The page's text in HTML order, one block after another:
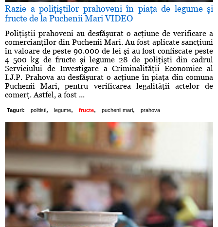
Razie a poliţiştilor prahoveni în piaţa de legume şi
fructe de la Puchenii Mari VIDEO
Poliţiştii prahoveni au desfăşurat o acţiune de verificare a
comercianţilor din Puchenii Mari. Au fost aplicate sancţiuni
în valoare de peste 90.000 de lei şi au fost confiscate peste
4 500 kg de fructe şi legume 28 de poliţişti din cadrul
Serviciului de Investigare a Criminalităţii Economice al
I.J.P. Prahova au desfăşurat o acţiune în piaţa din comuna
Puchenii Mari, pentru verificarea legalităţii actelor de
comerţ. Astfel, a fost ...
Taguri: politisti, legume, fructe, puchenii mari, prahova